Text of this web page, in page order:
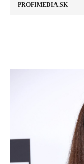
PROFIMEDIA.SK